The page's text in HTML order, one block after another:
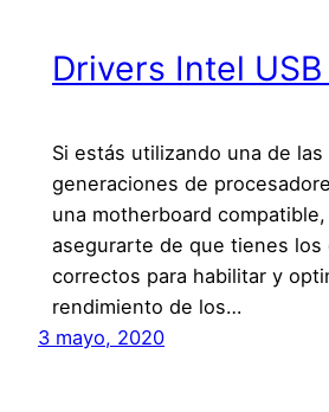
Drivers Intel
Si estás utilizando una de
generaciones de
una motherboard
asegurarte de que tienes los
correctos para habilitar y
rendimiento de los…
3 mayo, 2020